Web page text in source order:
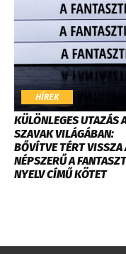
HÍREK
KÜLÖNLEGES UTAZÁS
SZAVAK VILÁGÁBAN:
BŐVÍTVE TÉRT VISSZA
NÉPSZERŰ A
NYELV CÍMŰ KÖTET